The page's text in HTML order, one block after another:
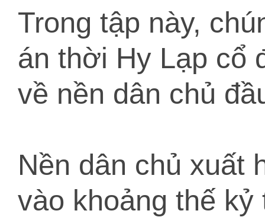
Trong tập này,
án thời Hy Lạp cổ
về nền dân chủ
Nền dân chủ xuất
vào khoảng thế